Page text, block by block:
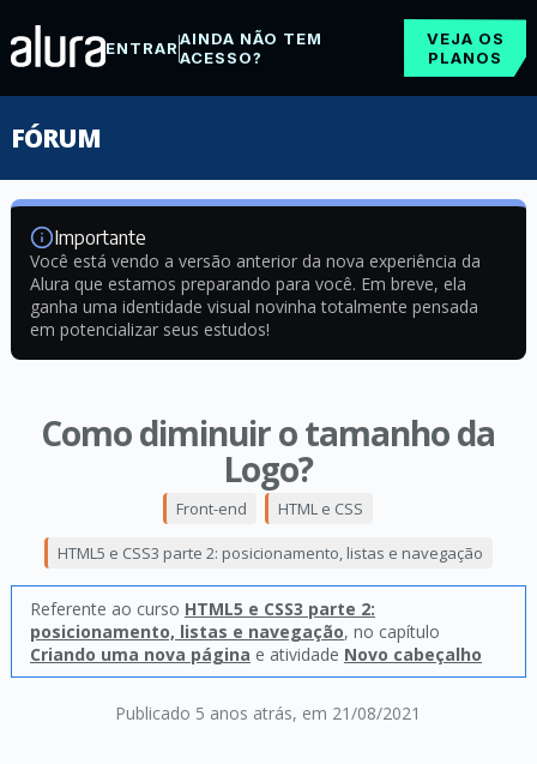
ENTRARAINDA NÃO TEM
ACESSO?
VEJA OS
PLANOS
FÓRUM
Importante
Você está vendo a versão anterior da nova experiência da
Alura que estamos preparando para você. Em breve, ela
ganha uma identidade visual novinha totalmente pensada
em potencializar seus estudos!
Como diminuir o tamanho da
Logo?
Publicado 5 anos atrás, em 21/08/2021
Front-end HTML e CSS
HTML5 e CSS3 parte 2: posicionamento, listas e navegação
Referente ao curso HTML5 e CSS3 parte 2:
posicionamento, listas e navegação, no capítulo
Criando uma nova página e atividade Novo cabeçalho